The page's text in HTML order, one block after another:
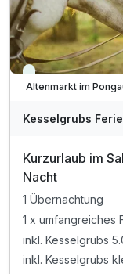
Viele Termine frei
Kesselgrubs
Kurzurlaub im
Nacht
1 Übernachtung
1 x umfangreiches
inkl. Kesselgrubs
inkl. Kesselgrubs